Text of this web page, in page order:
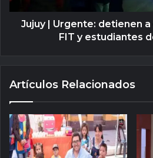
Jujuy | Urgente: detienen
FIT y estudiantes
Artículos Relacionados